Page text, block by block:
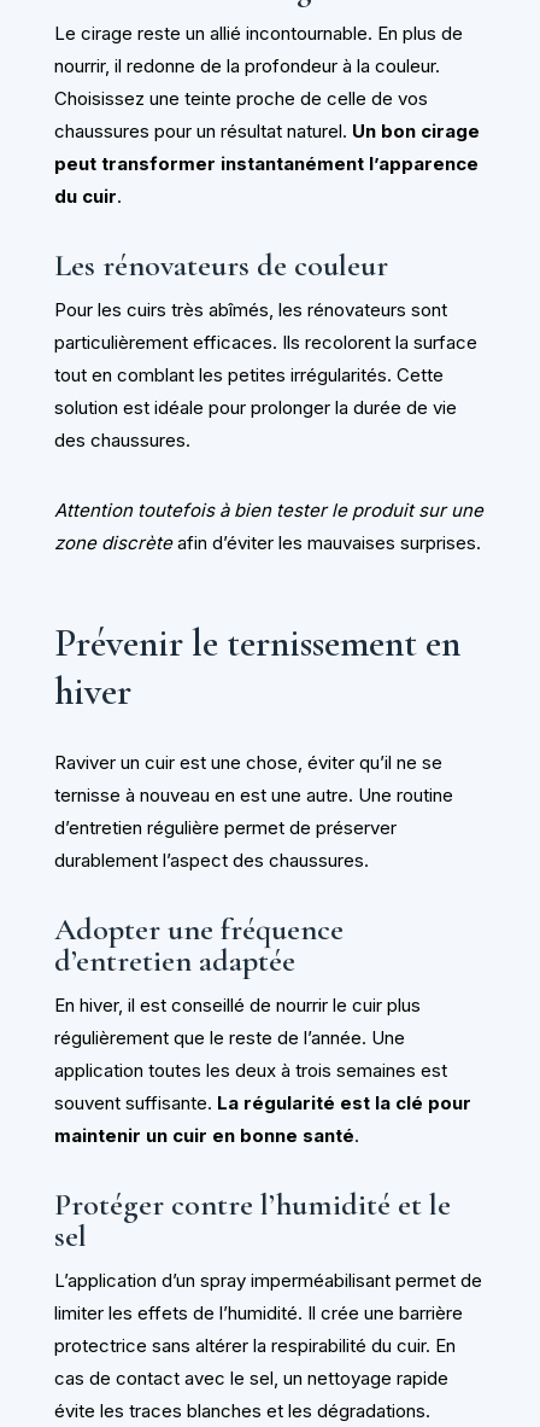
Le cirage reste un allié incontournable. En plus de
nourrir, il redonne de la profondeur à la couleur.
Choisissez une teinte proche de celle de vos
chaussures pour un résultat naturel. Un bon cirage
peut transformer instantanément l’apparence
du cuir.
Les rénovateurs de couleur
Pour les cuirs très abîmés, les rénovateurs sont
particulièrement efficaces. Ils recolorent la surface
tout en comblant les petites irrégularités. Cette
solution est idéale pour prolonger la durée de vie
des chaussures.
Attention toutefois à bien tester le produit sur une
zone discrèteafin d’éviter les mauvaises surprises.
Prévenir le ternissement en
hiver
Raviver un cuir est une chose, éviter qu’il ne se
ternisse à nouveau en est une autre. Une routine
d’entretien régulière permet de préserver
durablement l’aspect des chaussures.
Adopter une fréquence
d’entretien adaptée
En hiver, il est conseillé de nourrir le cuir plus
régulièrement que le reste de l’année. Une
application toutes les deux à trois semaines est
souvent suffisante. La régularité est la clé pour
maintenir un cuir en bonne santé.
Protéger contre l’humidité et le
sel
L’application d’un spray imperméabilisant permet de
limiter les effets de l’humidité. Il crée une barrière
protectrice sans altérer la respirabilité du cuir. En
cas de contact avec le sel, un nettoyage rapide
évite les traces blanches et les dégradations.